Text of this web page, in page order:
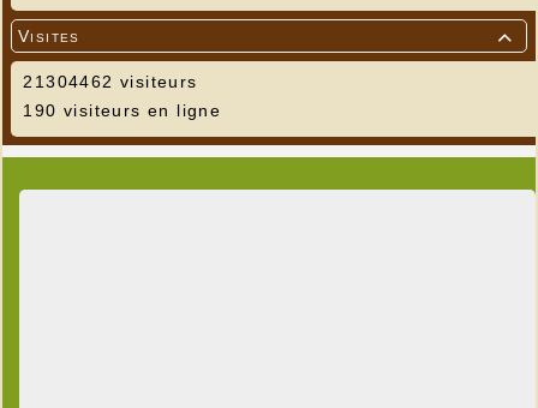

Visites
21304462 visiteurs
190 visiteurs en ligne